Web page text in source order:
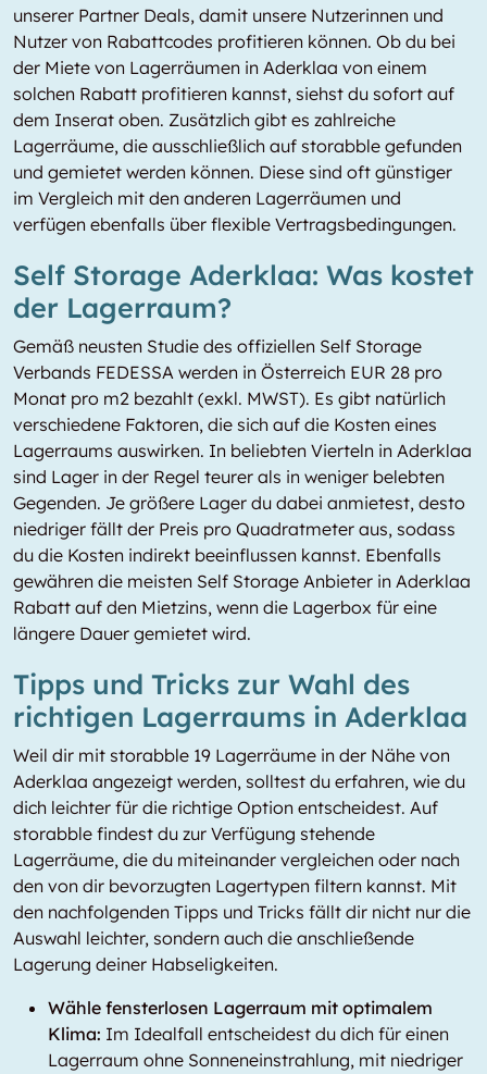
unserer Partner Deals, damit unsere Nutzerinnen und
Nutzer von Rabattcodes profitieren können. Ob du bei
der Miete von Lagerräumen in Aderklaa von einem
solchen Rabatt profitieren kannst, siehst du sofort auf
dem Inserat oben. Zusätzlich gibt es zahlreiche
Lagerräume, die ausschließlich auf storabble gefunden
und gemietet werden können. Diese sind oft günstiger
im Vergleich mit den anderen Lagerräumen und
verfügen ebenfalls über flexible Vertragsbedingungen.
Self Storage Aderklaa: Was kostet
der Lagerraum?
Gemäß neusten Studie des offiziellen Self Storage
Verbands FEDESSA werden in Österreich EUR 28 pro
Monat pro m2 bezahlt (exkl. MWST). Es gibt natürlich
verschiedene Faktoren, die sich auf die Kosten eines
Lagerraums auswirken. In beliebten Vierteln in Aderklaa
sind Lager in der Regel teurer als in weniger belebten
Gegenden. Je größere Lager du dabei anmietest, desto
niedriger fällt der Preis pro Quadratmeter aus, sodass
du die Kosten indirekt beeinflussen kannst. Ebenfalls
gewähren die meisten Self Storage Anbieter in Aderklaa
Rabatt auf den Mietzins, wenn die Lagerbox für eine
längere Dauer gemietet wird.
Tipps und Tricks zur Wahl des
richtigen Lagerraums in Aderklaa
Weil dir mit storabble 19 Lagerräume in der Nähe von
Aderklaa angezeigt werden, solltest du erfahren, wie du
dich leichter für die richtige Option entscheidest. Auf
storabble findest du zur Verfügung stehende
Lagerräume, die du miteinander vergleichen oder nach
den von dir bevorzugten Lagertypen filtern kannst. Mit
den nachfolgenden Tipps und Tricks fällt dir nicht nur die
Auswahl leichter, sondern auch die anschließende
Lagerung deiner Habseligkeiten.
Wähle fensterlosen Lagerraum mit optimalem
Klima: Im Idealfall entscheidest du dich für einen
Lagerraum ohne Sonneneinstrahlung, mit niedriger